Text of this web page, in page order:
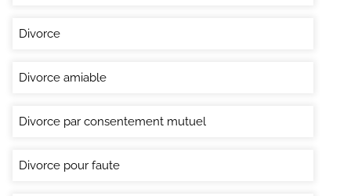
Divorce
Divorce amiable
Divorce par consentement mutuel
Divorce pour faute